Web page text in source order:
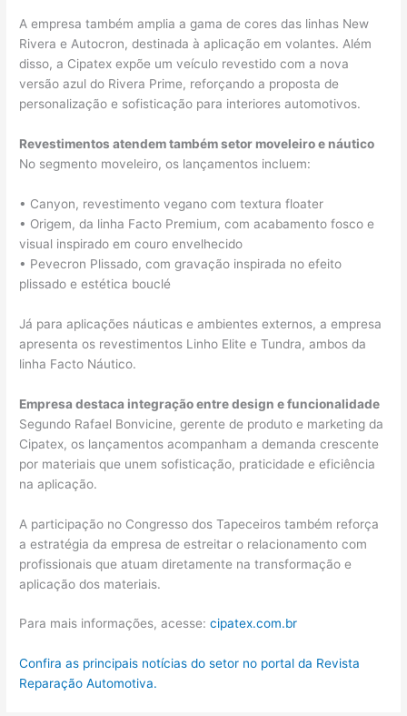
A empresa também amplia a gama de cores das linhas New
Rivera e Autocron, destinada à aplicação em volantes. Além
disso, a Cipatex expõe um veículo revestido com a nova
versão azul do Rivera Prime, reforçando a proposta de
personalização e sofisticação para interiores automotivos.
Revestimentos atendem também setor moveleiro e náutico
No segmento moveleiro, os lançamentos incluem:
• Canyon, revestimento vegano com textura floater
• Origem, da linha Facto Premium, com acabamento fosco e
visual inspirado em couro envelhecido
• Pevecron Plissado, com gravação inspirada no efeito
plissado e estética bouclé
Já para aplicações náuticas e ambientes externos, a empresa
apresenta os revestimentos Linho Elite e Tundra, ambos da
linha Facto Náutico.
Empresa destaca integração entre design e funcionalidade
Segundo Rafael Bonvicine, gerente de produto e marketing da
Cipatex, os lançamentos acompanham a demanda crescente
por materiais que unem sofisticação, praticidade e eficiência
na aplicação.
A participação no Congresso dos Tapeceiros também reforça
a estratégia da empresa de estreitar o relacionamento com
profissionais que atuam diretamente na transformação e
aplicação dos materiais.
Para mais informações, acesse:cipatex.com.br
Confira as principais notícias do setor no portal da Revista
Reparação Automotiva.